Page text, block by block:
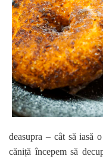
deasupra – cât să iasă
căniță începem să